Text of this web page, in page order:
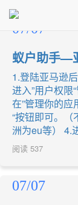
07/07
蚁户助手—
1.登陆亚马逊
进入”用户权限
在”管理你的应
“按钮即可。
洲为eu等） 4.
阅读 537
07/07